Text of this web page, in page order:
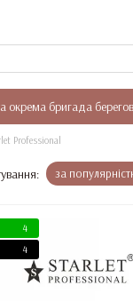
окрема бригада
Professional
за
4
4